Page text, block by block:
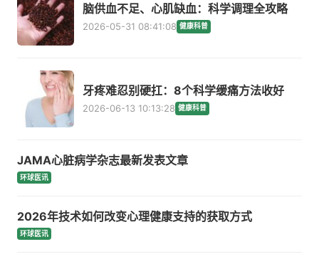
脑供血不足、心肌缺血：科学调理全攻略
2026-05-31 08:41:08 健康科普
牙疼难忍别硬扛：8个科学缓痛方法收好
2026-06-13 10:13:28 健康科普
JAMA心脏病学杂志最新发表文章
环球医讯
2026年技术如何改变心理健康支持的获取方式
环球医讯